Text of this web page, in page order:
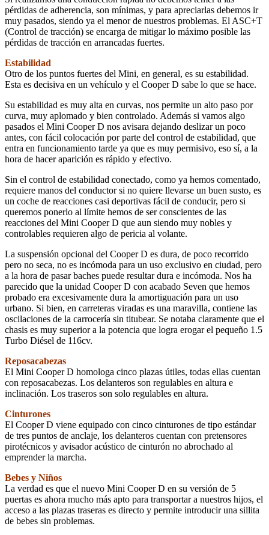
pérdidas de adherencia, son mínimas, y para apreciarlas debemos ir
muy pasados, siendo ya el menor de nuestros problemas. El ASC+T
(Control de tracción) se encarga de mitigar lo máximo posible las
pérdidas de tracción en arrancadas fuertes.
Estabilidad
Otro de los puntos fuertes del Mini, en general, es su estabilidad.
Esta es decisiva en un vehículo y el Cooper D sabe lo que se hace.
Su estabilidad es muy alta en curvas, nos permite un alto paso por
curva, muy aplomado y bien controlado. Además si vamos algo
pasados el Mini Cooper D nos avisara dejando deslizar un poco
antes, con fácil colocación por parte del control de estabilidad, que
entra en funcionamiento tarde ya que es muy permisivo, eso sí, a la
hora de hacer aparición es rápido y efectivo.
Sin el control de estabilidad conectado, como ya hemos comentado,
requiere manos del conductor si no quiere llevarse un buen susto, es
un coche de reacciones casi deportivas fácil de conducir, pero si
queremos ponerlo al límite hemos de ser conscientes de las
reacciones del Mini Cooper D que aun siendo muy nobles y
controlables requieren algo de pericia al volante.
La suspensión opcional del Cooper D es dura, de poco recorrido
pero no seca, no es incómoda para un uso exclusivo en ciudad, pero
a la hora de pasar baches puede resultar dura e incómoda. Nos ha
parecido que la unidad Cooper D con acabado Seven que hemos
probado era excesivamente dura la amortiguación para un uso
urbano. Si bien, en carreteras viradas es una maravilla, contiene las
oscilaciones de la carrocería sin titubear. Se notaba claramente que el
chasis es muy superior a la potencia que logra erogar el pequeño 1.5
Turbo Diésel de 116cv.
Reposacabezas
El Mini Cooper D homologa cinco plazas útiles, todas ellas cuentan
con reposacabezas. Los delanteros son regulables en altura e
inclinación. Los traseros son solo regulables en altura.
Cinturones
El Cooper D viene equipado con cinco cinturones de tipo estándar
de tres puntos de anclaje, los delanteros cuentan con pretensores
pirotécnicos y avisador acústico de cinturón no abrochado al
emprender la marcha.
Bebes y Niños
La verdad es que el nuevo Mini Cooper D en su versión de 5
puertas es ahora mucho más apto para transportar a nuestros hijos, el
acceso a las plazas traseras es directo y permite introducir una sillita
de bebes sin problemas.